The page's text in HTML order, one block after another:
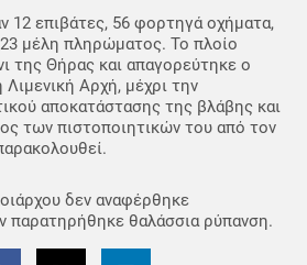
12 επιβάτες, 56 φορτηγά οχήματα,
23 μέλη πληρώματος. Το πλοίο
της Θήρας και απαγορεύτηκε ο
Αρχή, μέχρι την
αποκατάστασης της βλάβης και
των πιστοποιητικών του από τον
δεν αναφέρθηκε
παρατηρήθηκε θαλάσσια ρύπανση.